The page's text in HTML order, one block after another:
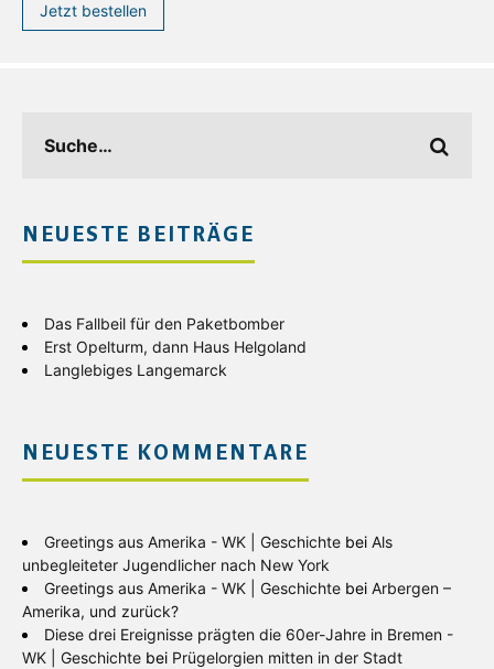
Jetzt bestellen
NEUESTE BEITRÄGE
Das Fallbeil für den Paketbomber
Erst Opelturm, dann Haus Helgoland
Langlebiges Langemarck
NEUESTE KOMMENTARE
Greetings aus Amerika - WK | Geschichte bei Als
unbegleiteter Jugendlicher nach New York
Greetings aus Amerika - WK | Geschichte bei Arbergen –
Amerika, und zurück?
Diese drei Ereignisse prägten die 60er-Jahre in Bremen -
WK | Geschichte bei Prügelorgien mitten in der Stadt